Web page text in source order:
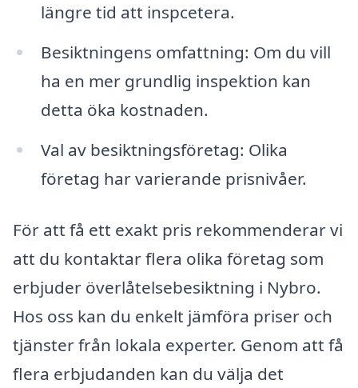
längre tid att inspcetera.
Besiktningens omfattning: Om du vill
ha en mer grundlig inspektion kan
detta öka kostnaden.
Val av besiktningsföretag: Olika
företag har varierande prisnivåer.
För att få ett exakt pris rekommenderar vi
att du kontaktar flera olika företag som
erbjuder överlåtelsebesiktning i Nybro.
Hos oss kan du enkelt jämföra priser och
tjänster från lokala experter. Genom att få
flera erbjudanden kan du välja det